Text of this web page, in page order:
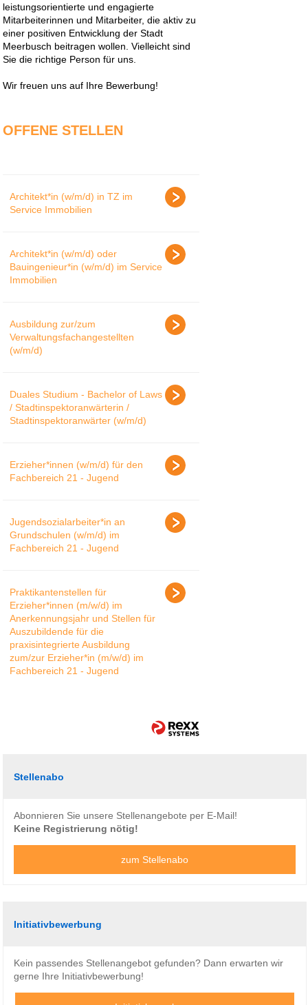
leistungsorientierte und engagierte
Mitarbeiterinnen und Mitarbeiter, die aktiv zu
einer positiven Entwicklung der Stadt
Meerbusch beitragen wollen. Vielleicht sind
Sie die richtige Person für uns.
Wir freuen uns auf Ihre Bewerbung!
OFFENE STELLEN
Architekt*in (w/m/d) in TZ im
Service Immobilien
Architekt*in (w/m/d) oder
Bauingenieur*in (w/m/d) im Service
Immobilien
Ausbildung zur/zum
Verwaltungsfachangestellten
(w/m/d)
Duales Studium - Bachelor of Laws
/ Stadtinspektoranwärterin /
Stadtinspektoranwärter (w/m/d)
Erzieher*innen (w/m/d) für den
Fachbereich 21 - Jugend
Jugendsozialarbeiter*in an
Grundschulen (w/m/d) im
Fachbereich 21 - Jugend
Praktikantenstellen für
Erzieher*innen (m/w/d) im
Anerkennungsjahr und Stellen für
Auszubildende für die
praxisintegrierte Ausbildung
zum/zur Erzieher*in (m/w/d) im
Fachbereich 21 - Jugend
Stellenabo
Abonnieren Sie unsere Stellenangebote per E-Mail!
Keine Registrierung nötig!
zum Stellenabo
Initiativbewerbung
Kein passendes Stellenangebot gefunden? Dann erwarten wir
gerne Ihre Initiativbewerbung!